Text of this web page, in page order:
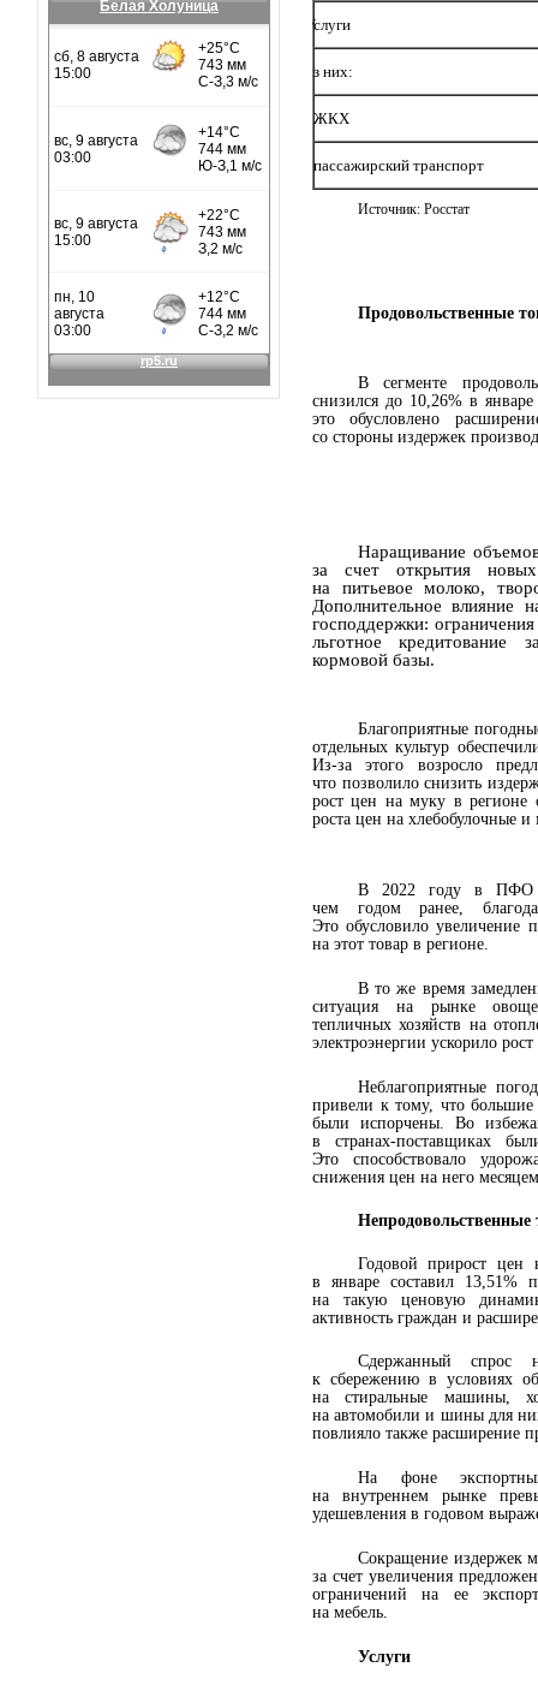
Белая Холуница
Услуги
из них:
- ЖКХ
- пассажирский транспорт
Источник: Росстат
Продовольственные
В сегменте
снизился до 10,26% в
это обусловлено
со стороны издержек
Наращивание
за счет открытия
на питьевое молоко,
Дополнительное влияние
господдержки:
льготное кредитование
кормовой базы.
Благоприятные
отдельных культур
Из-за этого возросло
что позволило снизить
рост цен на муку в регионе
роста цен на хлебобулочные
В 2022 году в ПФО
чем годом ранее,
Это обусловило увеличение
на этот товар в регионе.
В то же время
ситуация на рынке
тепличных хозяйств на
электроэнергии ускорило
Неблагоприятные
привели к тому, что
были испорчены. Во
в странах-поставщиках
Это способствовало
снижения цен на него
Непродовольственные
Годовой прирост цен
в январе составил 13,51%
на такую ценовую
активность граждан и
Сдержанный спрос
к сбережению в условиях
на стиральные машины,
на автомобили и шины для
повлияло также расширение
На фоне
на внутреннем рынке
удешевления в годовом
Сокращение издержек
за счет увеличения
ограничений на
ее
на мебель.
Услуги